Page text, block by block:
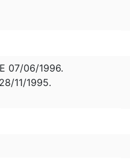
07/06/1996.
11/1995.